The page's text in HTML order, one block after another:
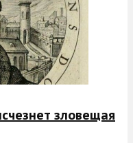
зловещая